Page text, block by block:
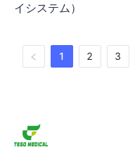
イシステム）
1 2 3